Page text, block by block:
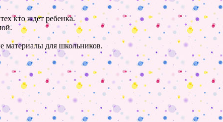
кто ждет ребенка.
материалы для школьников.